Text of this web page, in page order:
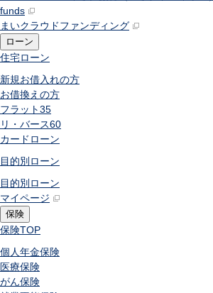
funds
まいクラウドファンディング
ローン
住宅ローン
新規お借入れの方
お借換えの方
フラット35
リ・バース60
カードローン
目的別ローン
目的別ローン
マイページ
保険
保険TOP
個人年金保険
医療保険
がん保険